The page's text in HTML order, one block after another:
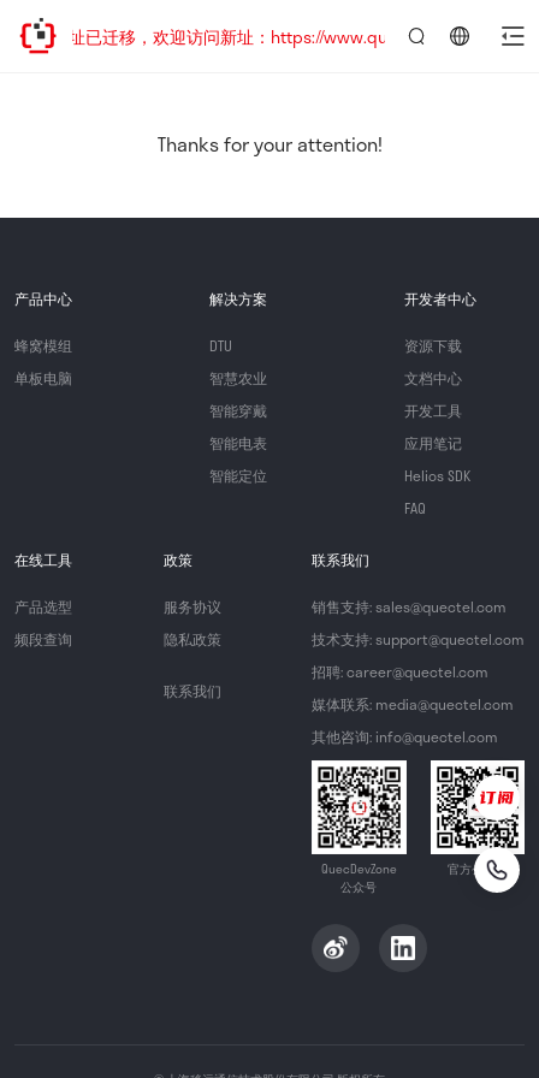
网站地址已迁移，欢迎访问新址：https://www.quectel.com.cn
Thanks for your attention!
产品中心
蜂窝模组
单板电脑
解决方案
DTU
智慧农业
智能穿戴
智能电表
智能定位
开发者中心
资源下载
文档中心
开发工具
应用笔记
Helios SDK
FAQ
在线工具
产品选型
频段查询
政策
服务协议
隐私政策
联系我们
联系我们
销售支持: sales@quectel.com
技术支持: support@quectel.com
招聘: career@quectel.com
媒体联系: media@quectel.com
其他咨询: info@quectel.com
QuecDevZone
公众号
官方公众号